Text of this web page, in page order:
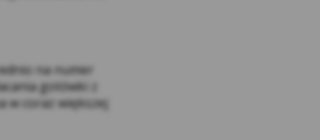
na numer
gotówki z
w coraz większej
bankowości elektronicznej tj.
utrzymywanie w tajemnicy
w szczególności
osobowych do publicznego